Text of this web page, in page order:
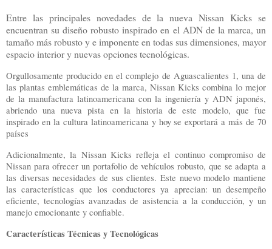
Entre las principales novedades de la nueva Nissan Kicks se
encuentran su diseño robusto inspirado en el ADN de la marca, un
tamaño más robusto y e imponente en todas sus dimensiones, mayor
espacio interior y nuevas opciones tecnológicas.
Orgullosamente producido en el complejo de Aguascalientes 1, una de
las plantas emblemáticas de la marca, Nissan Kicks combina lo mejor
de la manufactura latinoamericana con la ingeniería y ADN japonés,
abriendo una nueva pista en la historia de este modelo, que fue
inspirado en la cultura latinoamericana y hoy se exportará a más de 70
países
Adicionalmente, la Nissan Kicks refleja el continuo compromiso de
Nissan para ofrecer un portafolio de vehículos robusto, que se adapta a
las diversas necesidades de sus clientes. Este nuevo modelo mantiene
las características que los conductores ya aprecian: un desempeño
eficiente, tecnologías avanzadas de asistencia a la conducción, y un
manejo emocionante y confiable.
Características Técnicas y Tecnológicas